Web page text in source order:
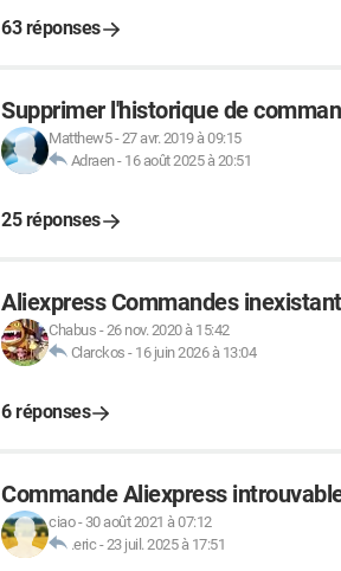
63 réponses
Supprimer l'historique de
Matthew5-27 avr. 2019 à 09:15
Adraen- 16 août 2025 à 20:51
25 réponses
Aliexpress Commandes
Chabus -26 nov. 2020 à 15:42
Clarckos - 16 juin 2026 à 13:04
6 réponses
Commande Aliexpress
ciao- 30 août 2021 à 07:12
.eric -23 juil. 2025 à 17:51